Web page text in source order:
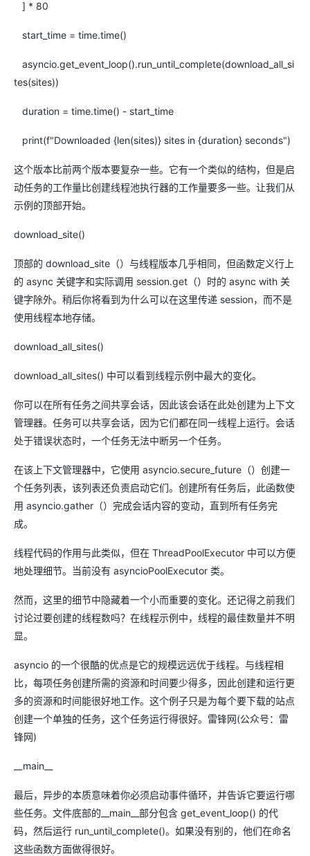
] * 80
start_time = time.time()
asyncio.get_event_loop().run_until_complete(download_all_si
tes(sites))
duration = time.time() - start_time
print(f"Downloaded {len(sites)} sites in {duration} seconds")
这个版本比前两个版本要复杂一些。它有一个类似的结构，但是启
动任务的工作量比创建线程池执行器的工作量要多一些。让我们从
示例的顶部开始。
download_site()
顶部的 download_site（）与线程版本几乎相同，但函数定义行上
的 async 关键字和实际调用 session.get（）时的 async with 关
键字除外。稍后你将看到为什么可以在这里传递 session，而不是
使用线程本地存储。
download_all_sites()
download_all_sites() 中可以看到线程示例中最大的变化。
你可以在所有任务之间共享会话，因此该会话在此处创建为上下文
管理器。任务可以共享会话，因为它们都在同一线程上运行。会话
处于错误状态时，一个任务无法中断另一个任务。
在该上下文管理器中，它使用 asyncio.secure_future（）创建一
个任务列表，该列表还负责启动它们。创建所有任务后，此函数使
用 asyncio.gather（）完成会话内容的变动，直到所有任务完
成。
线程代码的作用与此类似，但在 ThreadPoolExecutor 中可以方便
地处理细节。当前没有 asyncioPoolExecutor 类。
然而，这里的细节中隐藏着一个小而重要的变化。还记得之前我们
讨论过要创建的线程数吗？在线程示例中，线程的最佳数量并不明
显。
asyncio 的一个很酷的优点是它的规模远远优于线程。与线程相
比，每项任务创建所需的资源和时间要少得多，因此创建和运行更
多的资源和时间能很好地工作。这个例子只是为每个要下载的站点
创建一个单独的任务，这个任务运行得很好。雷锋网(公众号：雷
锋网)
__main__
最后，异步的本质意味着你必须启动事件循环，并告诉它要运行哪
些任务。文件底部的__main__部分包含 get_event_loop() 的代
码，然后运行 run_until_complete()。如果没有别的，他们在命名
这些函数方面做得很好。